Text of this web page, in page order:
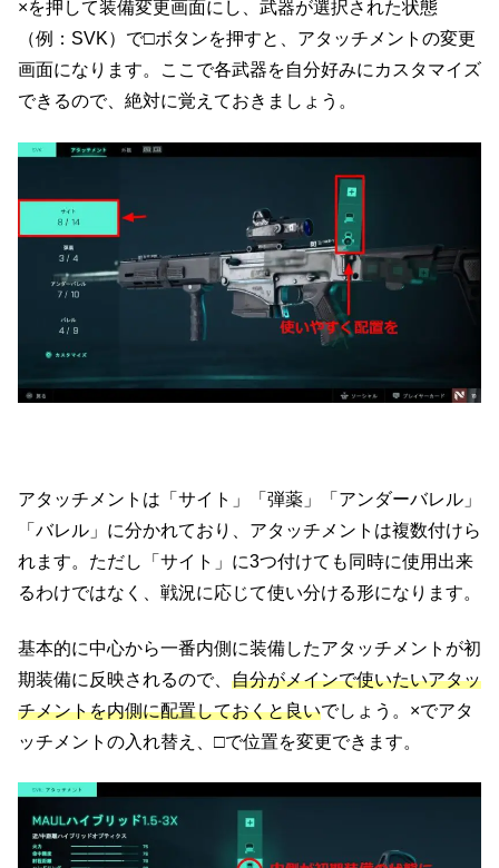
×を押して装備変更画面にし、武器が選択された状態
（例：SVK）で□ボタンを押すと、アタッチメントの変更
画面になります。ここで各武器を自分好みにカスタマイズ
できるので、絶対に覚えておきましょう。
アタッチメントは「サイト」「弾薬」「アンダーバレル」
「バレル」に分かれており、アタッチメントは複数付けら
れます。ただし「サイト」に3つ付けても同時に使用出来
るわけではなく、戦況に応じて使い分ける形になります。
基本的に中心から一番内側に装備したアタッチメントが初
期装備に反映されるので、 自分がメインで使いたいアタッ
チメントを内側に配置しておくと良いでしょう。×でアタ
ッチメントの入れ替え、□で位置を変更できます。